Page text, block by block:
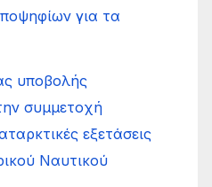
για τα
υποβολής
συμμετοχή
εξετάσεις
Ναυτικού